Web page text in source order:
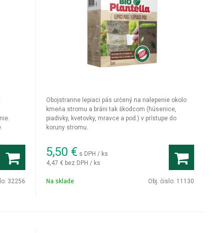
32256
Obojstranne lepiaci pás určený na nalepenie okolo
kmeňa stromu a bráni tak škodcom (húsenice,
piadivky, kvetovky, mravce a pod.) v prístupe do
koruny stromu.
5,50 € s DPH / ks
4,47 € bez DPH / ks
Na sklade Obj. čislo: 11130